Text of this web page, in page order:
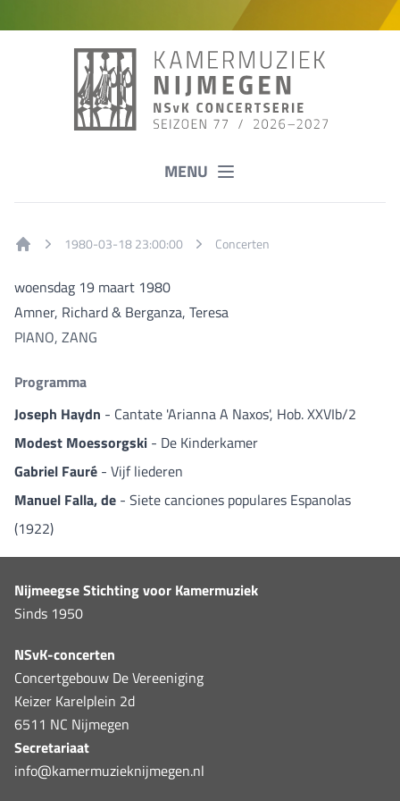
MENU
1980-03-18 23:00:00 Concerten
woensdag 19 maart 1980
Amner, Richard & Berganza, Teresa
PIANO, ZANG
Programma
Joseph Haydn - Cantate 'Arianna A Naxos', Hob. XXVIb/2
Modest Moessorgski - De Kinderkamer
Gabriel Fauré - Vijf liederen
Manuel Falla, de - Siete canciones populares Espanolas
(1922)
Nijmeegse Stichting voor Kamermuziek
Sinds 1950
NSvK-concerten
Concertgebouw De Vereeniging
Keizer Karelplein 2d
6511 NC Nijmegen
Secretariaat
info@kamermuzieknijmegen.nl